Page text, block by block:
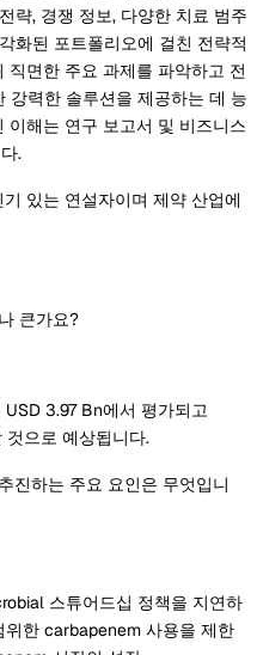
략, 경쟁 정보, 다양한 치료 범주
화된 포트폴리오에 걸친 전략적
직면한 주요 과제를 파악하고 전
강력한 솔루션을 제공하는 데 능
이해는 연구 보고서 및 비즈니스
.
있는 연설자이며 제약 산업에
큰가요?
3.97 Bn에서 평가되고
으로 예상됩니다.
진하는 주요 요인은 무엇입니
스튜어드십 정책을 지연하
한 carbapenem 사용을 제한